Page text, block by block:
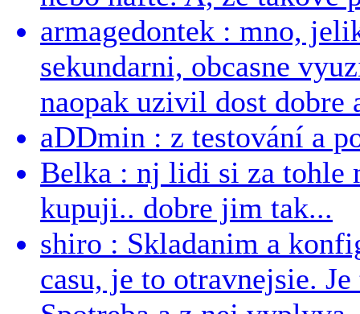
armagedontek : mno,
sekundarni, obcasne
naopak uzivil dost dobre
aDDmin : z testování a
Belka : nj lidi si za tohle
kupuji.. dobre jim tak...
shiro : Skladanim a
casu, je to otravnejsie.